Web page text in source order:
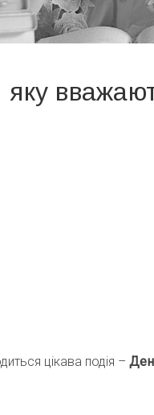
цікава подія –